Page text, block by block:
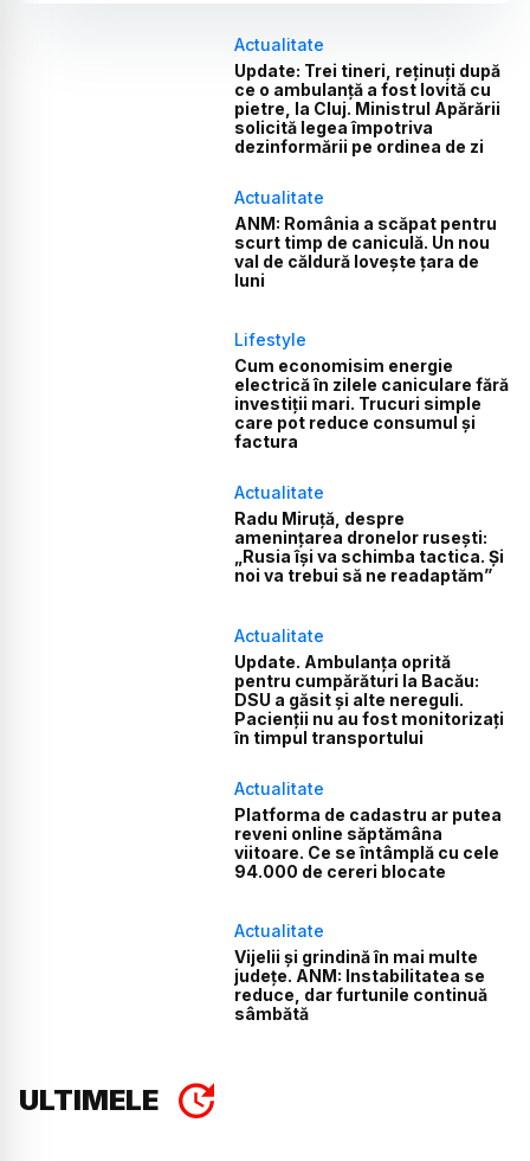
Actualitate
Update: Trei tineri, reținuți după
ce o ambulanță a fost lovită cu
pietre, la Cluj. Ministrul Apărării
solicită legea împotriva
dezinformării pe ordinea de zi
Actualitate
ANM: România a scăpat pentru
scurt timp de caniculă. Un nou
val de căldură lovește țara de
luni
Lifestyle
Cum economisim energie
electrică în zilele caniculare fără
investiții mari. Trucuri simple
care pot reduce consumul și
factura
Actualitate
Radu Miruță, despre
amenințarea dronelor rusești:
„Rusia își va schimba tactica. Și
noi va trebui să ne readaptăm”
Actualitate
Update. Ambulanța oprită
pentru cumpărături la Bacău:
DSU a găsit și alte nereguli.
Pacienții nu au fost monitorizați
în timpul transportului
Actualitate
Platforma de cadastru ar putea
reveni online săptămâna
viitoare. Ce se întâmplă cu cele
94.000 de cereri blocate
Actualitate
Vijelii și grindină în mai multe
județe. ANM: Instabilitatea se
reduce, dar furtunile continuă
sâmbătă
ULTIMELE